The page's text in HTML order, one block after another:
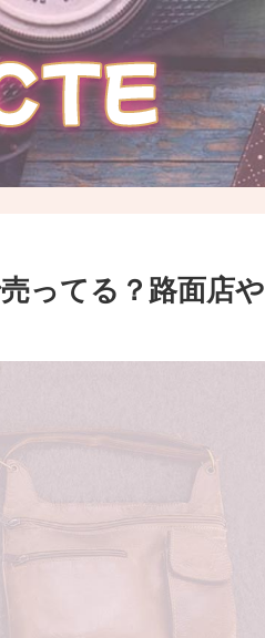
ってる？路面店や